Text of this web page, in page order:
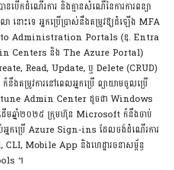
បើកដំណើរការ និងគ្មានសំណើនៃការការពន្យា
នោះទេ អ្នកប្រើប្រាស់នឹងតម្រូវឱ្យដំឡើង MFA
Administration Portals (ឧ. Entra
Centers និង The Azure Portal)
Read, Update, ឬ Delete (CRUD)
តម្រូវការនៅពេលអ្នកប្រើ ព្យាយាមចូលប្រើ
Admin Center ដូចជា Windows
មឆ្នាំ២០២៥ ក្រុមហ៊ុន Microsoft ក៏នឹងចាប់
ប់អ្នកប្រើ Azure Sign-ins ដែលចង់ដំណើរការ
Mobile App និងហេដ្ឋារចនាសម្ព័ន្ធ
។